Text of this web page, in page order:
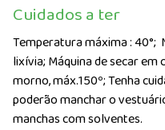
Cuidados a ter
Temperatura máxima : 40°;
lixívia; Máquina de secar
morno, máx.150º; Tenha
poderão manchar o
manchas com solventes.